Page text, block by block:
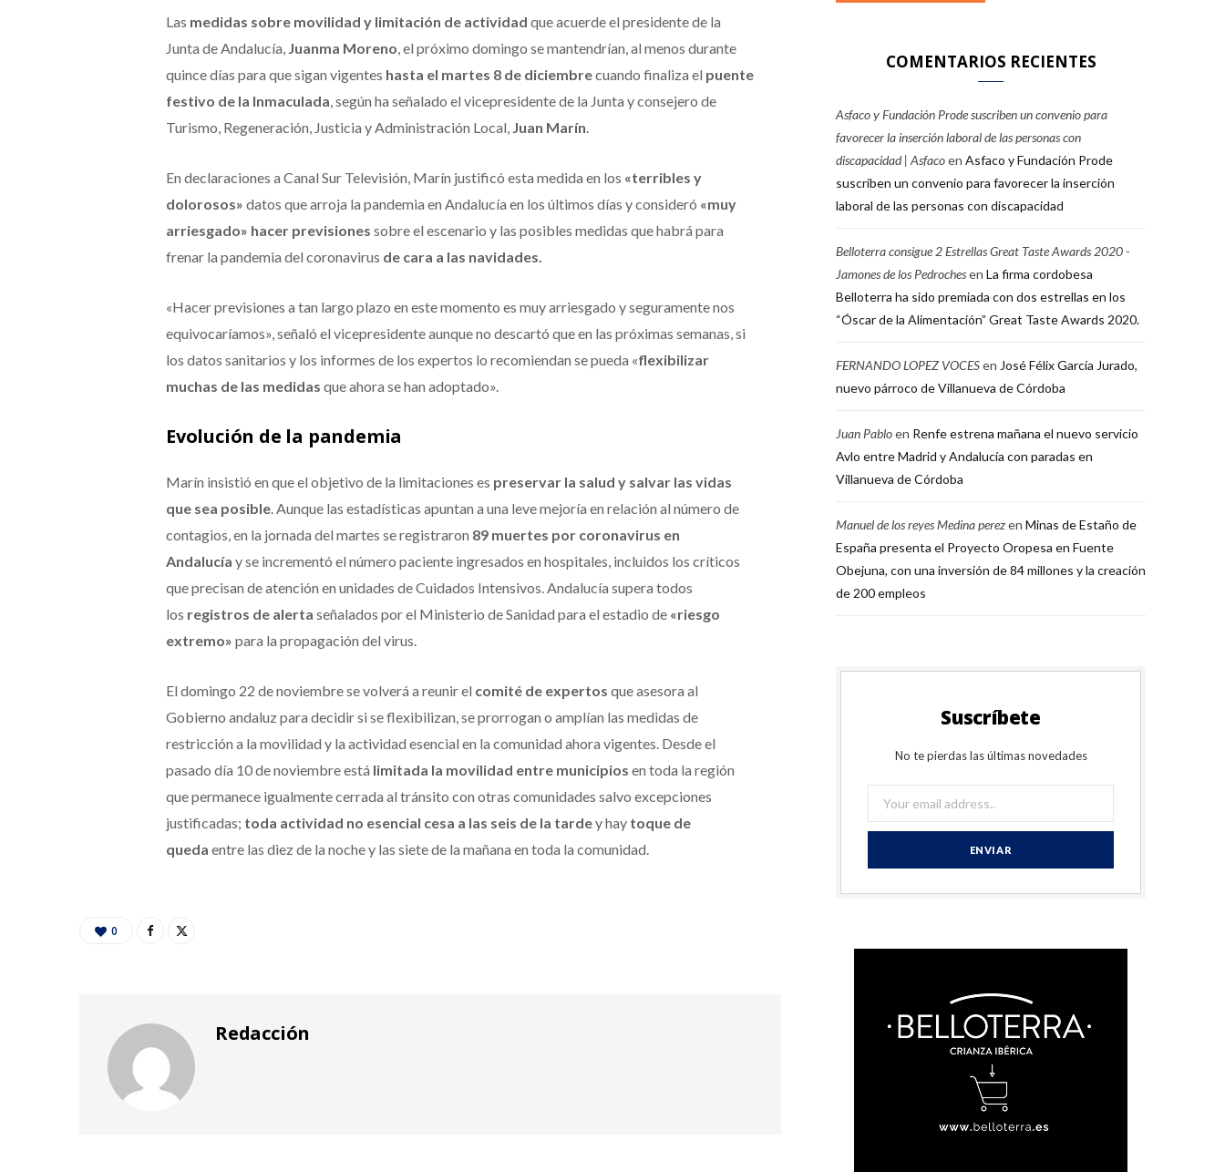
Las medidas sobre movilidad y limitación de actividad que acuerde el presidente de la
Junta de Andalucía, Juanma Moreno, el próximo domingo se mantendrían, al menos durante
quince días para que sigan vigentes hasta el martes 8 de diciembrecuando finaliza el puente
festivo de la Inmaculada, según ha señalado el vicepresidente de la Junta y consejero de
Turismo, Regeneración, Justicia y Administración Local, Juan Marín.
En declaraciones a Canal Sur Televisión, Marín justificó esta medida en los «terribles y
dolorosos» datos que arroja la pandemia en Andalucía en los últimos días y consideró «muy
arriesgado» hacer previsiones sobre el escenario y las posibles medidas que habrá para
frenar la pandemia del coronavirus de cara a las navidades.
«Hacer previsiones a tan largo plazo en este momento es muy arriesgado y seguramente nos
equivocaríamos», señaló el vicepresidente aunque no descartó que en las próximas semanas, si
los datos sanitarios y los informes de los expertos lo recomiendan se pueda «flexibilizar
muchas de las medidas que ahora se han adoptado».
Evolución de la pandemia
Marín insistió en que el objetivo de la limitaciones es preservar la salud y salvar las vidas
que sea posible. Aunque las estadísticas apuntan a una leve mejoría en relación al número de
contagios, en la jornada del martes se registraron 89 muertes por coronavirus en
Andalucía y se incrementó el número paciente ingresados en hospitales, incluidos los críticos
que precisan de atención en unidades de Cuidados Intensivos. Andalucía supera todos
los registros de alerta señalados por el Ministerio de Sanidad para el estadio de«riesgo
extremo» para la propagación del virus.
El domingo 22 de noviembre se volverá a reunir el comité de expertos que asesora al
Gobierno andaluz para decidir si se flexibilizan, se prorrogan o amplían las medidas de
restricción a la movilidad y la actividad esencial en la comunidad ahora vigentes. Desde el
pasado día 10 de noviembre está limitada la movilidad entre municipios en toda la región
que permanece igualmente cerrada al tránsito con otras comunidades salvo excepciones
justificadas; toda actividad no esencial cesa a las seis de la tardey hay toque de
queda entre las diez de la noche y las siete de la mañana en toda la comunidad.
0
Redacción
COMENTARIOS RECIENTES
Asfaco y Fundación Prode suscriben un convenio para
favorecer la inserción laboral de las personas con
discapacidad | Asfacoen Asfaco y Fundación Prode
suscriben un convenio para favorecer la inserción
laboral de las personas con discapacidad
Belloterra consigue 2 Estrellas Great Taste Awards 2020 -
Jamones de los Pedrochesen La firma cordobesa
Belloterra ha sido premiada con dos estrellas en los
“Óscar de la Alimentación” Great Taste Awards 2020.
FERNANDO LOPEZ VOCESen José Félix García Jurado,
nuevo párroco de Villanueva de Córdoba
Juan Pabloen Renfe estrena mañana el nuevo servicio
Avlo entre Madrid y Andalucía con paradas en
Villanueva de Córdoba
Manuel de los reyes Medina perezen Minas de Estaño de
España presenta el Proyecto Oropesa en Fuente
Obejuna, con una inversión de 84 millones y la creación
de 200 empleos
Suscríbete
No te pierdas las últimas novedades